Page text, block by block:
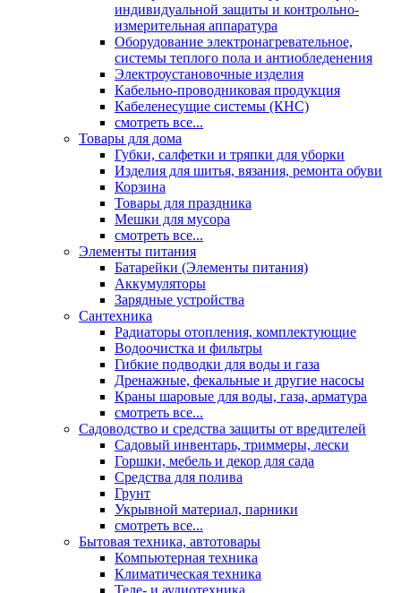
индивидуальной защиты и контрольно-
измерительная аппаратура
Оборудование электронагревательное,
системы теплого пола и антиобледенения
Электроустановочные изделия
Кабельно-проводниковая продукция
Кабеленесущие системы (КНС)
смотреть все...
Товары для дома
Губки, салфетки и тряпки для уборки
Изделия для шитья, вязания, ремонта обуви
Корзина
Товары для праздника
Мешки для мусора
смотреть все...
Элементы питания
Батарейки (Элементы питания)
Аккумуляторы
Зарядные устройства
Сантехника
Радиаторы отопления, комплектующие
Водоочистка и фильтры
Гибкие подводки для воды и газа
Дренажные, фекальные и другие насосы
Краны шаровые для воды, газа, арматура
смотреть все...
Садоводство и средства защиты от вредителей
Садовый инвентарь, триммеры, лески
Горшки, мебель и декор для сада
Средства для полива
Грунт
Укрывной материал, парники
смотреть все...
Бытовая техника, автотовары
Компьютерная техника
Климатическая техника
Теле- и аудиотехника